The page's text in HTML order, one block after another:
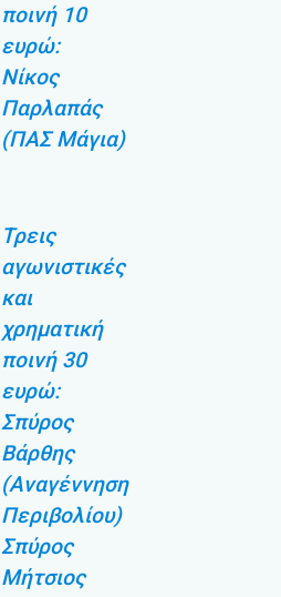
ποινή 10
ευρώ:
Νίκος
Παρλαπάς
(ΠΑΣ Μάγια)
Τρεις
αγωνιστικές
και
χρηματική
ποινή 30
ευρώ:
Σπύρος
Βάρθης
(Αναγέννηση
Περιβολίου)
Σπύρος
Μήτσιος